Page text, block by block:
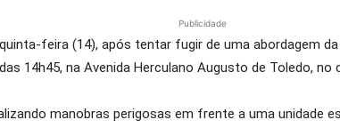
Publicidade
feira (14), após tentar fugir de uma abordagem da
14h45, na Avenida Herculano Augusto de Toledo, no
manobras perigosas em frente a uma unidade